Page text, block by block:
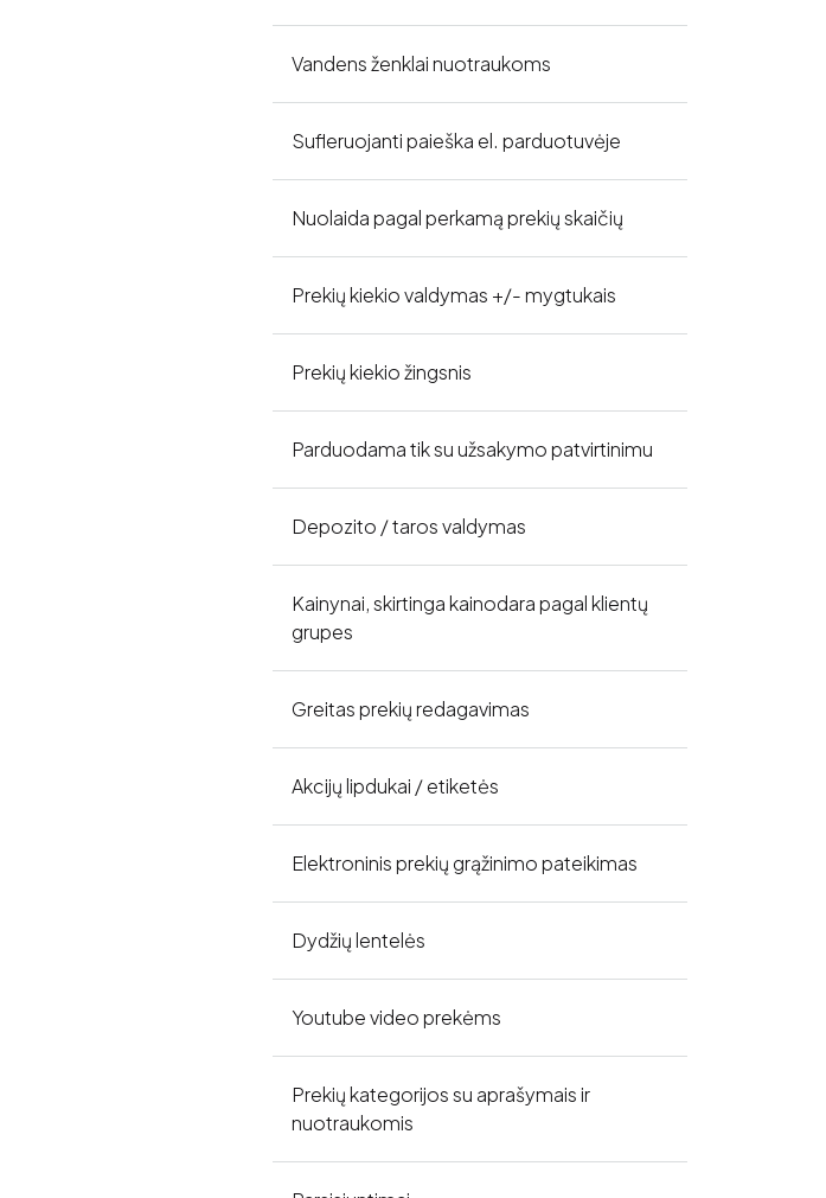
Vandens ženklai nuotraukoms
Sufleruojanti paieška el. parduotuvėje
Nuolaida pagal perkamą prekių skaičių
Prekių kiekio valdymas +/- mygtukais
Prekių kiekio žingsnis
Parduodama tik su užsakymo patvirtinimu
Depozito / taros valdymas
Kainynai, skirtinga kainodara pagal klientų
grupes
Greitas prekių redagavimas
Akcijų lipdukai / etiketės
Elektroninis prekių grąžinimo pateikimas
Dydžių lentelės
Youtube video prekėms
Prekių kategorijos su aprašymais ir
nuotraukomis